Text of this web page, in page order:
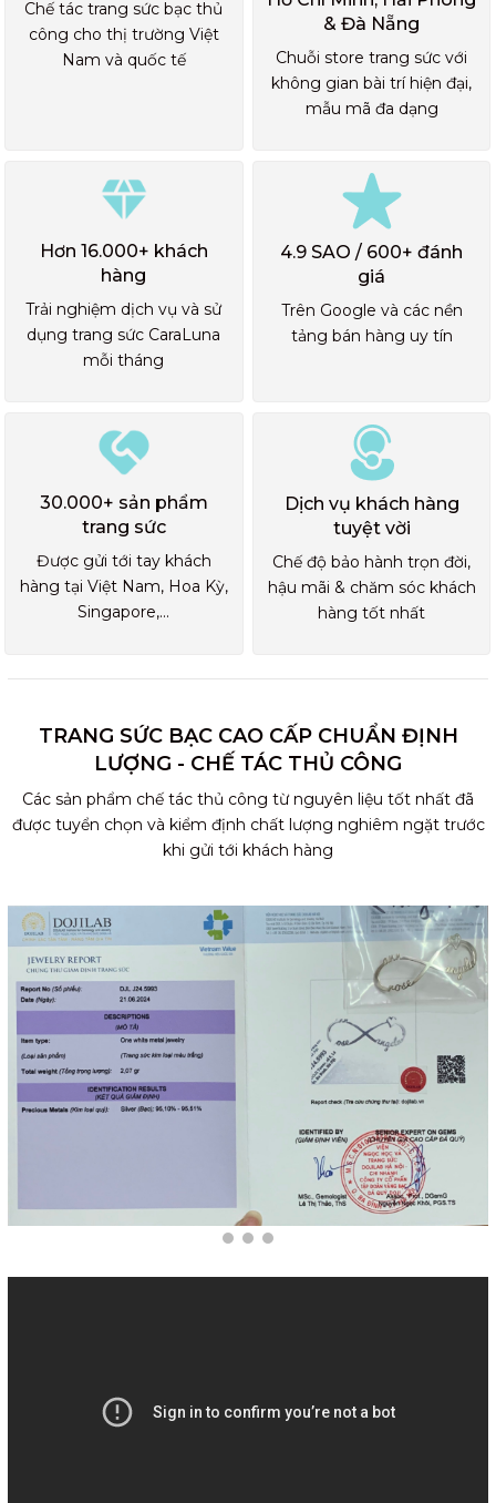
Chế tác trang sức bạc thủ
công cho thị trường Việt
Nam và quốc tế
& Đà Nẵng
Chuỗi store trang sức với
không gian bài trí hiện đại,
mẫu mã đa dạng
Hơn 16.000+ khách
hàng
Trải nghiệm dịch vụ và sử
dụng trang sức CaraLuna
mỗi tháng
4.9 SAO / 600+ đánh
giá
Trên Google và các nền
tảng bán hàng uy tín
30.000+ sản phẩm
trang sức
Được gửi tới tay khách
hàng tại Việt Nam, Hoa Kỳ,
Singapore,...
Dịch vụ khách hàng
tuyệt vời
Chế độ bảo hành trọn đời,
hậu mãi & chăm sóc khách
hàng tốt nhất
TRANG SỨC BẠC CAO CẤP CHUẨN ĐỊNH
LƯỢNG - CHẾ TÁC THỦ CÔNG
Các sản phẩm chế tác thủ công từ nguyên liệu tốt nhất đã
được tuyển chọn và kiểm định chất lượng nghiêm ngặt trước
khi gửi tới khách hàng